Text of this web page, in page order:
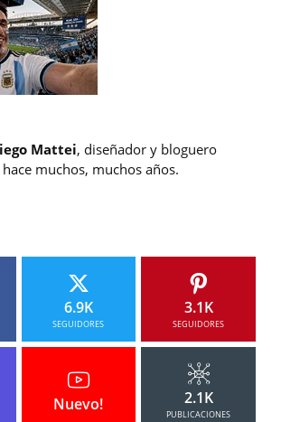
Mattei, diseñador y bloguero
muchos, muchos años.
6.9K
SEGUIDORES
3.1K
SEGUIDORES
Nuevo! 2.1K
PUBLICACIONES